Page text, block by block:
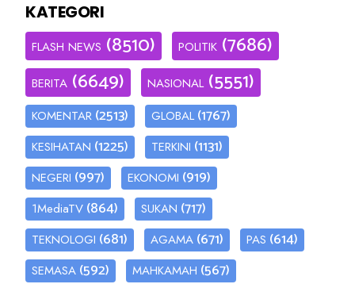
KATEGORI
FLASH NEWS (8510) POLITIK (7686)
BERITA (6649) NASIONAL (5551)
KOMENTAR (2513) GLOBAL (1767)
KESIHATAN (1225) TERKINI (1131)
NEGERI (997) EKONOMI (919)
1MediaTV (864) SUKAN (717)
TEKNOLOGI (681) AGAMA (671) PAS (614)
SEMASA (592) MAHKAMAH (567)